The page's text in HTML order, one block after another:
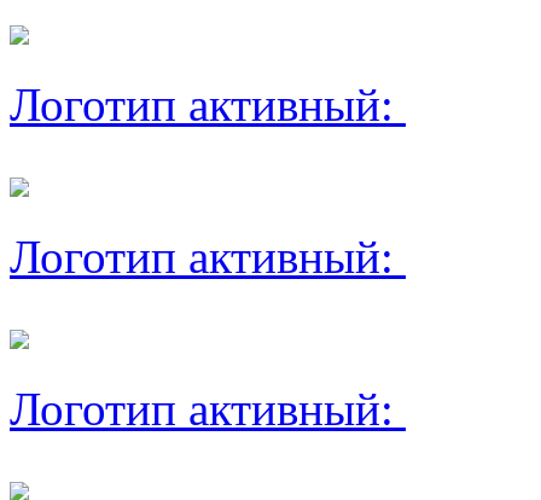
Логотип активный:
Логотип активный:
Логотип активный: